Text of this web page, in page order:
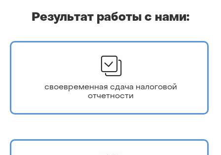
Результат работы с нами:
своевременная сдача налоговой
отчетности